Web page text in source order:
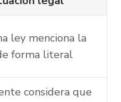
ley menciona la
forma literal
considera que